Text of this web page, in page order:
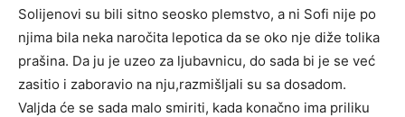
Solijenovi su bili sitno seosko plemstvo, a ni Sofi nije po
njima bila neka naročita lepotica da se oko nje diže tolika
prašina. Da ju je uzeo za ljubavnicu, do sada bi je se već
zasitio i zaboravio na nju,razmišljali su sa dosadom.
Valjda će se sada malo smiriti, kada konačno ima priliku